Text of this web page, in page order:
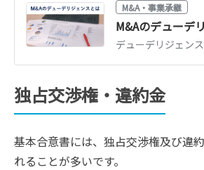
M&A・事業承継
独占交渉権・違約金
基本合意書には、独占交渉権及び違
れることが多いです。